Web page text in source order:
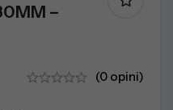
–
(0 opini)